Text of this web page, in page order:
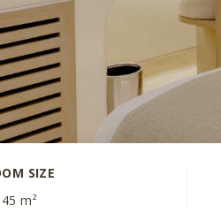
SIZE
45 m²